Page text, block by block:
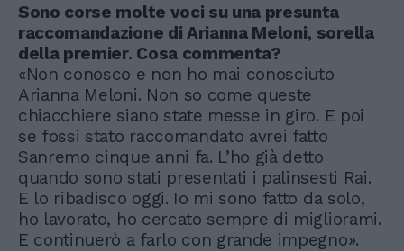
Sono corse molte voci su una presunta
raccomandazione di Arianna Meloni, sorella
della premier. Cosa commenta?
«Non conosco e non ho mai conosciuto
Arianna Meloni. Non so come queste
chiacchiere siano state messe in giro. E poi
se fossi stato raccomandato avrei fatto
Sanremo cinque anni fa. L’ho già detto
quando sono stati presentati i palinsesti Rai.
E lo ribadisco oggi. Io mi sono fatto da solo,
ho lavorato, ho cercato sempre di migliorami.
E continuerò a farlo con grande impegno».